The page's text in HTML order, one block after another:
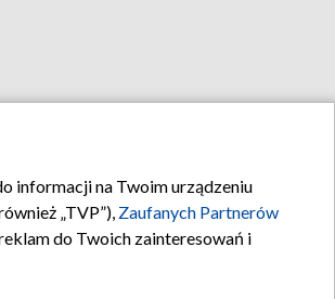
informacji na Twoim urządzeniu
„TVP”), Zaufanych Partnerów
do Twoich zainteresowań i